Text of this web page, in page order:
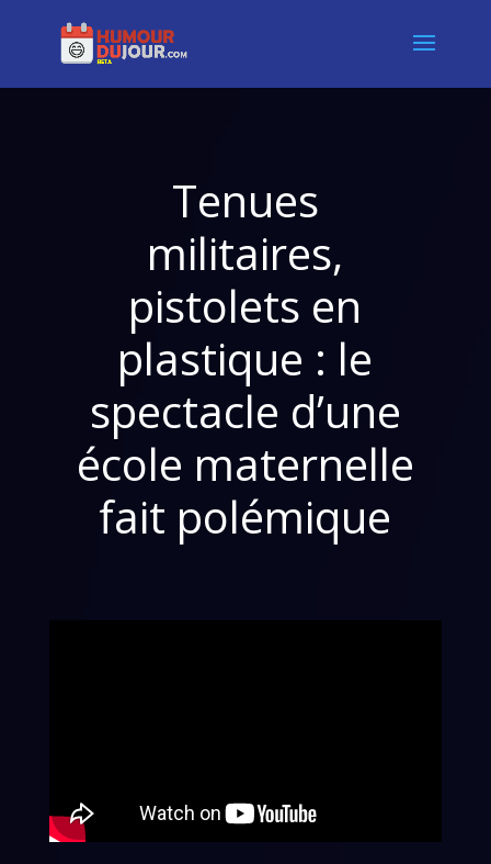
Tenues
militaires,
pistolets en
plastique : le
spectacle d’une
école maternelle
fait polémique